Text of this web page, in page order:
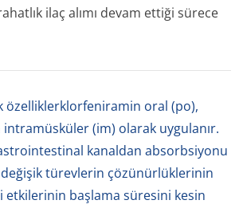
ilaç alımı devam ettiği sürece
özelliklerklorfeniramin oral (po),
intramüsküler (im) olarak uygulanır.
kanaldan absorbsiyonu
türevlerin çözünürlüklerinin
etkilerinin başlama süresini kesin